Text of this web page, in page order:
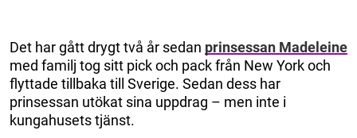
Det har gått drygt två år sedan prinsessan Madeleine
med familj tog sitt pick och pack från New York och
flyttade tillbaka till Sverige. Sedan dess har
prinsessan utökat sina uppdrag – men inte i
kungahusets tjänst.